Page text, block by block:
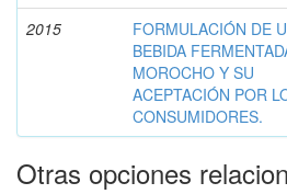
2015
FORMULACIÓN DE
BEBIDA
MOROCHO Y SU
ACEPTACIÓN POR
CONSUMIDORES.
Otras opciones